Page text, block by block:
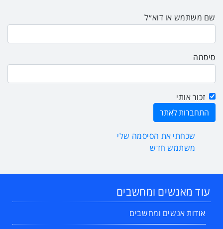
שם משתמש או דוא״ל
סיסמה
זכור אותי
שכחתי את הסיסמה שלי
משתמש חדש
עוד מאנשים ומחשבים
אודות אנשים ומחשבים